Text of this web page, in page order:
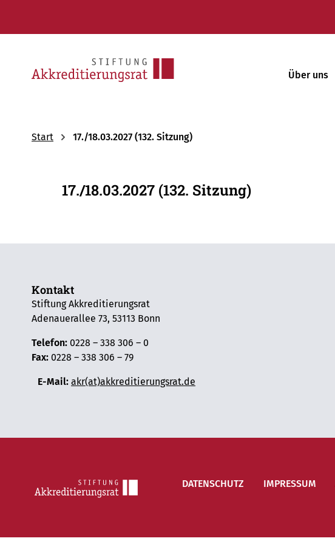
Über uns
Start 17./18.03.2027 (132. Sitzung)
17./18.03.2027 (132. Sitzung)
Kontakt
Stiftung Akkreditierungsrat
Adenauerallee 73, 53113 Bonn
Telefon: 0228 – 338 306 – 0
Fax: 0228 – 338 306 – 79
E-Mail: akr(at)akkreditierungsrat.de
DATENSCHUTZ IMPRESSUM